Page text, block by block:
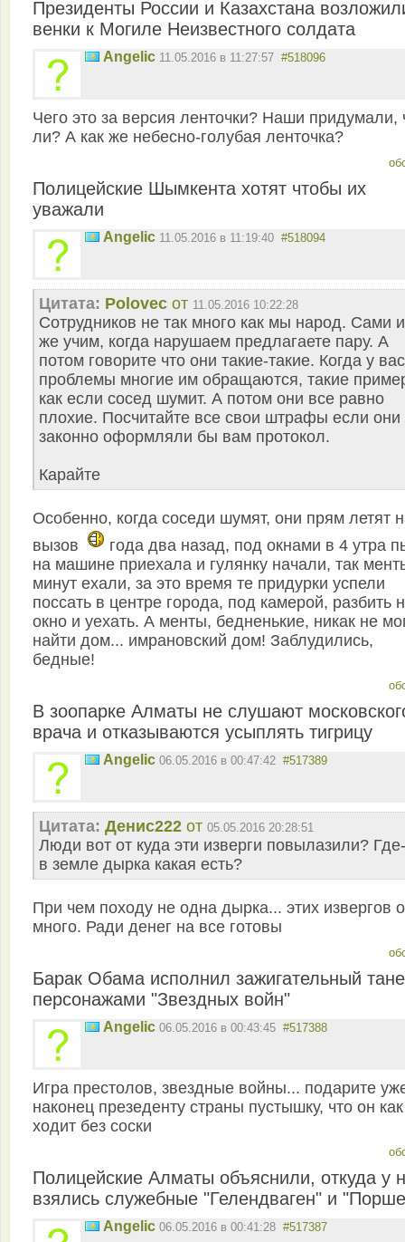
Президенты России и Казахстана
венки к Могиле Неизвестного солдата
Angelic 11.05.2016 в 11:27:57 #518096
Чего это за версия ленточки? Наши придумали,
ли? А как же небесно-голубая ленточка?
Полицейские Шымкента хотят чтобы их
уважали
Angelic 11.05.2016 в 11:19:40 #518094
Цитата: Polovec от 11.05.2016 10:22:28
Сотрудников не так много как мы народ. Сами
же учим, когда нарушаем предлагаете пару. А
потом говорите что они такие-такие. Когда у вас
проблемы многие им обращаются, такие
как если сосед шумит. А потом они все равно
плохие. Посчитайте все свои штрафы если они
законно оформляли бы вам протокол.
Карайте
Особенно, когда соседи шумят, они прям летят
вызов
года два назад, под окнами в 4 утра
на машине приехала и гулянку начали, так
минут ехали, за это время те придурки успели
поссать в центре города, под камерой, разбить
окно и уехать. А менты, бедненькие, никак не
найти дом... имрановский дом! Заблудились,
бедные!
В зоопарке Алматы не слушают
врача и отказываются усыплять тигрицу
Angelic 06.05.2016 в 00:47:42 #517389
Цитата: Денис222 от 05.05.2016 20:28:51
Люди вот от куда эти изверги повылазили?
в земле дырка какая есть?
При чем походу не одна дырка... этих извергов
много. Ради денег на все готовы
Барак Обама исполнил зажигательный
персонажами "Звездных войн"
Angelic 06.05.2016 в 00:43:45 #517388
Игра престолов, звездные войны... подарите
наконец презеденту страны пустышку, что он
ходит без соски
Полицейские Алматы объяснили, откуда у
взялись служебные "Гелендваген" и
Angelic 06.05.2016 в 00:41:28 #517387